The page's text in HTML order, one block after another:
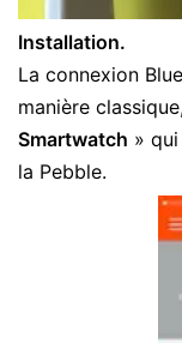
Installation.
La connexion
manière
Smartwatch »
la Pebble.